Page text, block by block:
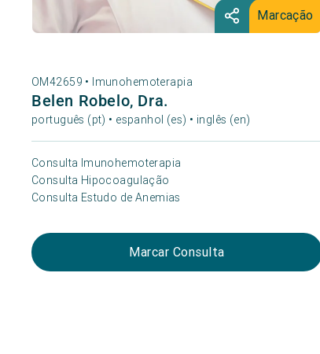
Marcação
OM42659 • Imunohemoterapia
Belen Robelo, Dra.
português (pt) • espanhol (es) • inglês (en)
Consulta Imunohemoterapia
Consulta Hipocoagulação
Consulta Estudo de Anemias
Marcar Consulta